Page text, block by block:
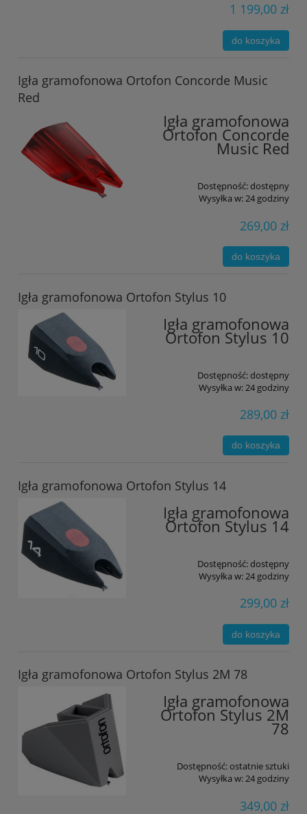
1 199,00 zł
do koszyka
Igła gramofonowa Ortofon Concorde Music
Red
Igła gramofonowa
Ortofon Concorde
Music Red
Dostępność:dostępny
Wysyłka w:24 godziny
269,00 zł
do koszyka
Igła gramofonowa Ortofon Stylus 10
Igła gramofonowa
Ortofon Stylus 10
Dostępność:dostępny
Wysyłka w: 24 godziny
289,00 zł
do koszyka
Igła gramofonowa Ortofon Stylus 14
Igła gramofonowa
Ortofon Stylus 14
Dostępność:dostępny
Wysyłka w:24 godziny
299,00 zł
do koszyka
Igła gramofonowa Ortofon Stylus 2M 78
Igła gramofonowa
Ortofon Stylus 2M
78
Dostępność:ostatnie sztuki
Wysyłka w:24 godziny
349,00 zł